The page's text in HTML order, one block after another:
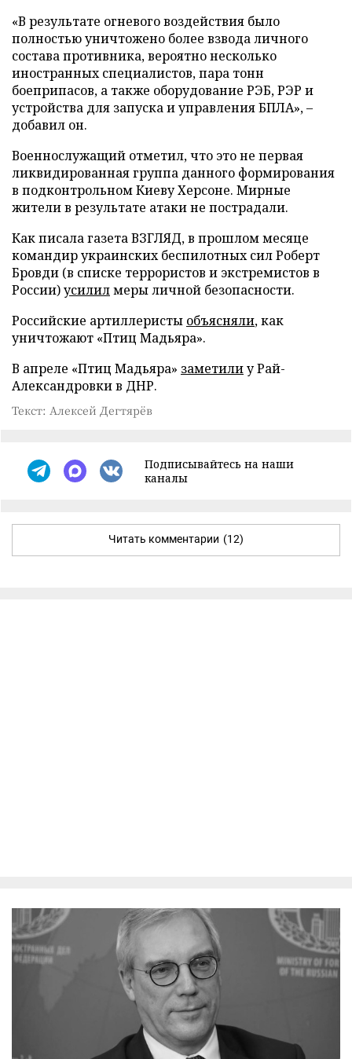
«В результате огневого воздействия было
полностью уничтожено более взвода личного
состава противника, вероятно несколько
иностранных специалистов, пара тонн
боеприпасов, а также оборудование РЭБ, РЭР и
устройства для запуска и управления БПЛА», –
добавил он.
Военнослужащий отметил, что это не первая
ликвидированная группа данного формирования
в подконтрольном Киеву Херсоне. Мирные
жители в результате атаки не пострадали.
Как писала газета ВЗГЛЯД, в прошлом месяце
командир украинских беспилотных сил Роберт
Бровди (в списке террористов и экстремистов в
России)усилилмеры личной безопасности.
Российские артиллеристы объясняли, как
уничтожают «Птиц Мадьяра».
В апреле «Птиц Мадьяра» заметилиу Рай-
Александровки в ДНР.
Текст: Алексей Дегтярёв
Подписывайтесь на наши
каналы
Читать комментарии (12)